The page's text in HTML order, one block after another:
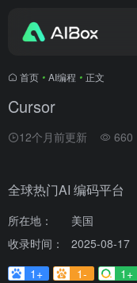
首页 • AI编程 • 正文
Cursor
12个月前更新 660
全球热门AI 编码平台
所在地：
美国
收录时间：
2025-08-17
1+
1- 1+